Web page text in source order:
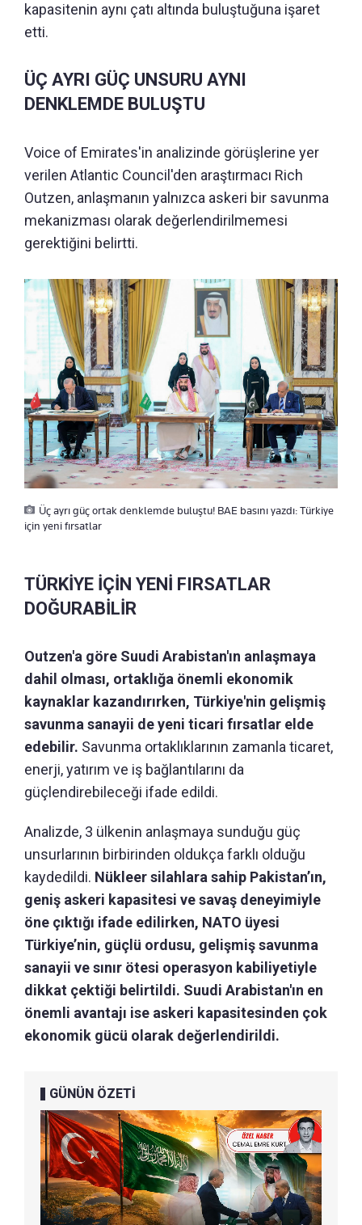
kapasitenin aynı çatı altında buluştuğuna işaret
etti.
ÜÇ AYRI GÜÇ UNSURU AYNI
DENKLEMDE BULUŞTU
Voice of Emirates'in analizinde görüşlerine yer
verilen Atlantic Council'den araştırmacı Rich
Outzen, anlaşmanın yalnızca askeri bir savunma
mekanizması olarak değerlendirilmemesi
gerektiğini belirtti.
Üç ayrı güç ortak denklemde buluştu! BAE basını yazdı: Türkiye
için yeni fırsatlar
TÜRKİYE İÇİN YENİ FIRSATLAR
DOĞURABİLİR
Outzen'a göre Suudi Arabistan'ın anlaşmaya
dahil olması, ortaklığa önemli ekonomik
kaynaklar kazandırırken, Türkiye'nin gelişmiş
savunma sanayii de yeni ticari fırsatlar elde
edebilir. Savunma ortaklıklarının zamanla ticaret,
enerji, yatırım ve iş bağlantılarını da
güçlendirebileceği ifade edildi.
Analizde, 3 ülkenin anlaşmaya sunduğu güç
unsurlarının birbirinden oldukça farklı olduğu
kaydedildi. Nükleer silahlara sahip Pakistan’ın,
geniş askeri kapasitesi ve savaş deneyimiyle
öne çıktığı ifade edilirken, NATO üyesi
Türkiye’nin, güçlü ordusu, gelişmiş savunma
sanayii ve sınır ötesi operasyon kabiliyetiyle
dikkat çektiği belirtildi. Suudi Arabistan'ın en
önemli avantajı ise askeri kapasitesinden çok
ekonomik gücü olarak değerlendirildi.
GÜNÜN ÖZETİ